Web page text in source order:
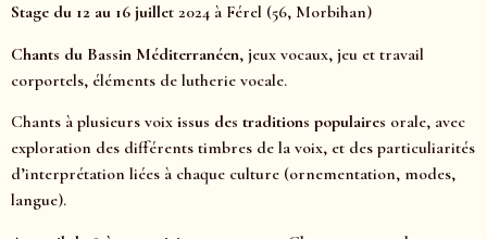
Stage du 12 au 16 juillet 2024 à Férel (56, Morbihan)
Chants du Bassin Méditerranéen, jeux vocaux, jeu et travail
corportels, éléments de lutherie vocale.
Chants à plusieurs voix issus des traditions populaires orale, avec
exploration des différents timbres de la voix, et des particuliarités
d’interprétation liées à chaque culture (ornementation, modes,
langue).